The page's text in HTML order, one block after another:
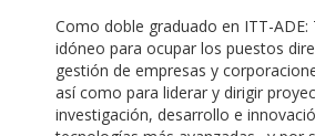
Como doble graduado en ITT-ADE:
idóneo para ocupar los puestos
gestión de empresas y
así como para liderar y dirigir
investigación, desarrollo e